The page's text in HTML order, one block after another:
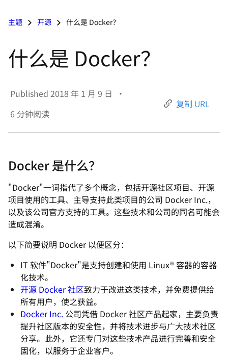
语主题 开源 什么是 Docker？
什么是 Docker？
Published 2018 年 1 月 9 日
•
6 分钟阅读
复制 URL
Docker 是什么？
"Docker"一词指代了多个概念，包括开源社区项目、开源
项目使用的工具、主导支持此类项目的公司 Docker Inc.，
以及该公司官方支持的工具。这些技术和公司的同名可能会
造成混淆。
以下简要说明 Docker 以便区分：
IT 软件"Docker"是支持创建和使用 Linux® 容器的容器
化技术。
开源 Docker 社区致力于改进这类技术，并免费提供给
所有用户，使之获益。
Docker Inc. 公司凭借 Docker 社区产品起家，主要负责
提升社区版本的安全性，并将技术进步与广大技术社区
分享。此外，它还专门对这些技术产品进行完善和安全
固化，以服务于企业客户。